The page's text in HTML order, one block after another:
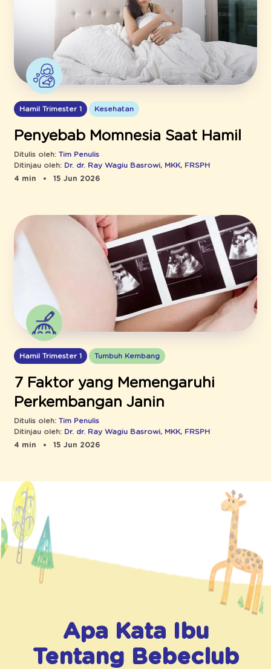
Hamil Trimester 1 Kesehatan
Penyebab Momnesia Saat Hamil
Ditulis oleh: Tim Penulis
Ditinjau oleh: Dr. dr. Ray Wagiu Basrowi, MKK, FRSPH
4 min
15 Jun 2026
Hamil Trimester 1 Tumbuh Kembang
7 Faktor yang Memengaruhi
Perkembangan Janin
Ditulis oleh: Tim Penulis
Ditinjau oleh: Dr. dr. Ray Wagiu Basrowi, MKK, FRSPH
4 min
15 Jun 2026
Apa Kata Ibu
Tentang Bebeclub